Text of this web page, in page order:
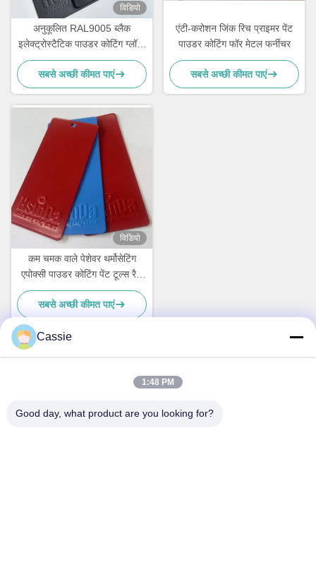
विडियो
अनुकूलित RAL9005 ब्लैक
इलेक्ट्रोस्टैटिक पाउडर कोटिंग ग्लॉसी
मैट फिनिश और 180-200°C के
साथ
सबसे अच्छी कीमत पाएं
एंटी-करोशन जिंक रिच प्राइमर पेंट
पाउडर कोटिंग फॉर मेटल फर्नीचर
सबसे अच्छी कीमत पाएं
विडियो
कम चमक वाले पेशेवर थर्मोसेटिंग
एपोक्सी पाउडर कोटिंग पेंट टूल्स रैक
के लिए एएएमए प्रमाणित
सबसे अच्छी कीमत पाएं
पता
Cassie
1:48 PM
Good day, what product are you looking for?